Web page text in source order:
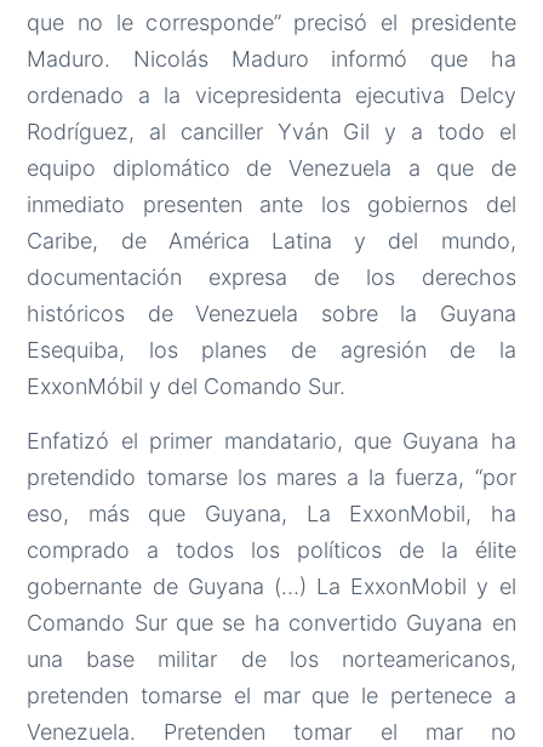
que no le corresponde” precisó el presidente
Maduro. Nicolás Maduro informó que ha
ordenado a la vicepresidenta ejecutiva Delcy
Rodríguez, al canciller Yván Gil y a todo el
equipo diplomático de Venezuela a que de
inmediato presenten ante los gobiernos del
Caribe, de América Latina y del mundo,
documentación expresa de los derechos
históricos de Venezuela sobre la Guyana
Esequiba, los planes de agresión de la
ExxonMóbil y del Comando Sur.
Enfatizó el primer mandatario, que Guyana ha
pretendido tomarse los mares a la fuerza, “por
eso, más que Guyana, La ExxonMobil, ha
comprado a todos los políticos de la élite
gobernante de Guyana (…) La ExxonMobil y el
Comando Sur que se ha convertido Guyana en
una base militar de los norteamericanos,
pretenden tomarse el mar que le pertenece a
Venezuela. Pretenden tomar el mar no